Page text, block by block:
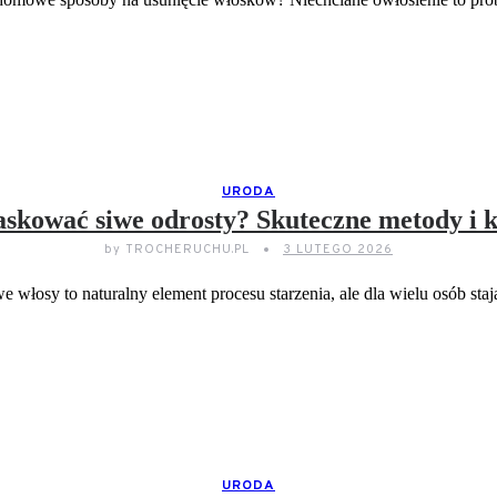
URODA
siwe odrosty? Skuteczne metody i
by TROCHERUCHU.PL 3 LUTEGO 2026
włosy to naturalny element procesu starzenia, ale dla wielu osób
URODA